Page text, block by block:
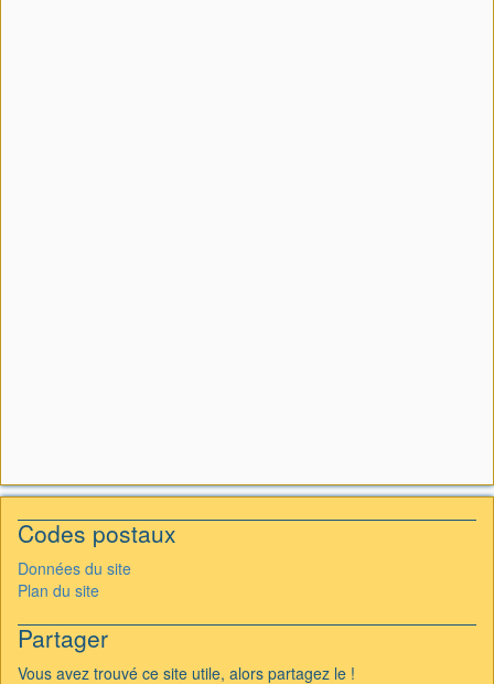
Codes postaux
Données du site
Plan du site
Partager
Vous avez trouvé ce site utile, alors partagez le !